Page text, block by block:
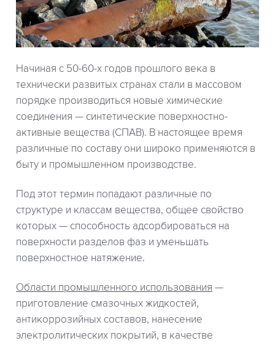
Начиная с 50-60-х годов прошлого века в
технически развитых странах стали в массовом
порядке производиться новые химические
соединения — синтетические поверхностно-
активные вещества (СПАВ). В настоящее время
различные по составу они широко применяются в
быту и промышленном производстве.
Под этот термин попадают различные по
структуре и классам вещества, общее свойство
которых — способность адсорбироваться на
поверхности разделов фаз и уменьшать
поверхностное натяжение.
Области промышленного использования —
приготовление смазочных жидкостей,
антикоррозийных составов, нанесение
электролитических покрытий, в качестве